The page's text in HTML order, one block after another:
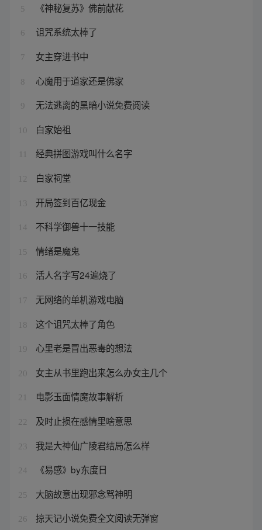
5 《神秘复苏》佛前献花
6 诅咒系统太棒了
7 女主穿进书中
8 心魔用于道家还是佛家
9 无法逃离的黑暗小说免费阅读
10 白家始祖
经典拼图游戏叫什么名字
12 白家祠堂
13 开局签到百亿现金
14 不科学御兽十一技能
15 情绪是魔鬼
16 活人名字写24遍烧了
17 无网络的单机游戏电脑
18 这个诅咒太棒了角色
19 心里老是冒出恶毒的想法
20 女主从书里跑出来怎么办女主几个
21 电影玉面情魔故事解析
22 及时止损在感情里啥意思
23 我是大神仙广陵君结局怎么样
24 《易感》by东度日
25 大脑故意出现邪念骂神明
26 掠天记小说免费全文阅读无弹窗